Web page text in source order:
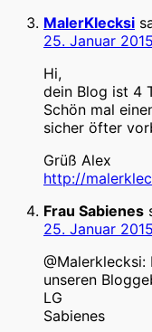
MalerKlecksi
25. Januar
Hi,
dein Blog ist 4
Schön mal
sicher öfter
Grüß Alex
http://
Frau Sabienes
25. Januar
unseren
LG
Sabienes